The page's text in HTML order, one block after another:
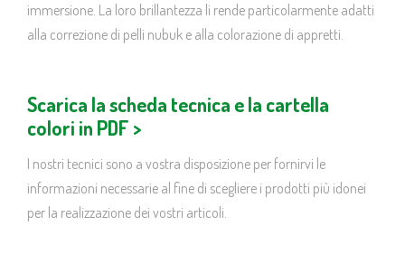
immersione. La loro brillantezza li rende particolarmente adatti
alla correzione di pelli nubuk e alla colorazione di appretti.
Scarica la scheda tecnica e la cartella
colori in PDF >
I nostri tecnici sono a vostra disposizione per fornirvi le
informazioni necessarie al fine di scegliere i prodotti più idonei
per la realizzazione dei vostri articoli.